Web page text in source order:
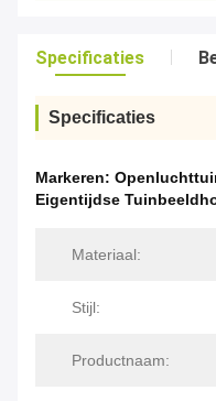
Specificaties
Specificaties
Markeren:
Eigentijdse
Materiaal:
Stijl:
Productnaam: